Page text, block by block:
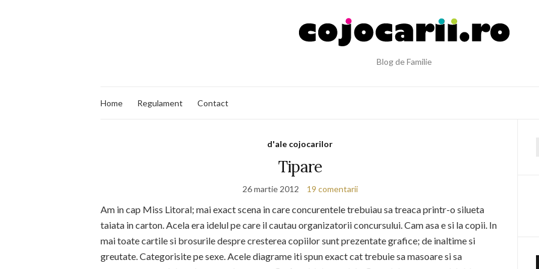
Blog de Familie
Home Regulament Contact
d'ale cojocarilor
Tipare
26 martie 2012 19 comentarii
Am in cap Miss Litoral; mai exact scena in care concurentele trebuiau sa treaca printr-o silueta
taiata in carton. Acela era idelul pe care il cautau organizatorii concursului. Cam asa e si la copii. In
mai toate cartile si brosurile despre cresterea copiilor sunt prezentate grafice; de inaltime si
greutate. Categorisite pe sexe. Acele diagrame iti spun exact cat trebuie sa masoare si sa